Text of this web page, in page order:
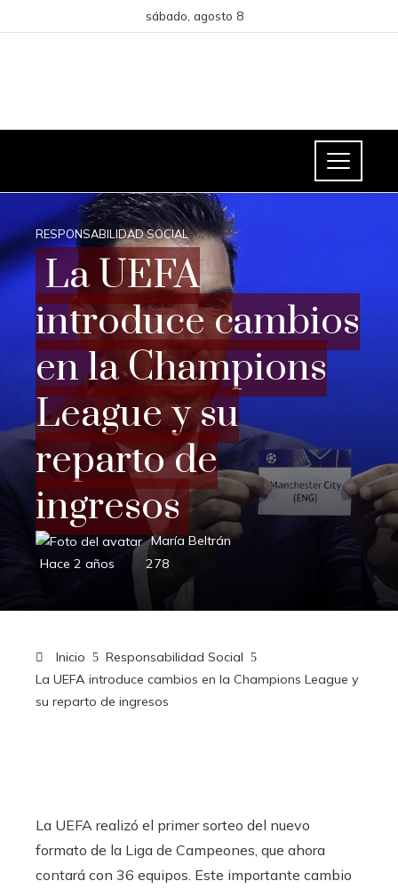
sábado, agosto 8
RESPONSABILIDAD SOCIAL
La UEFA
introduce cambios
en la Champions
League y su
reparto de
ingresos
María Beltrán
Hace 2 años
278
Inicio
Responsabilidad Social
La UEFA introduce cambios en la Champions League y
su reparto de ingresos
La UEFA realizó el primer sorteo del nuevo
formato de la Liga de Campeones, que ahora
contará con 36 equipos. Este importante cambio